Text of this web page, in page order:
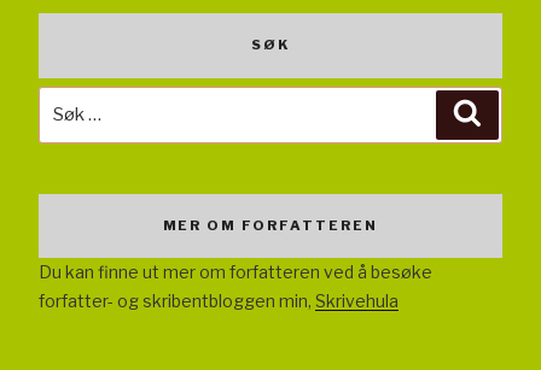
SØK
MER OM FORFATTEREN
Du kan finne ut mer om forfatteren ved å besøke
forfatter- og skribentbloggen min, Skrivehula